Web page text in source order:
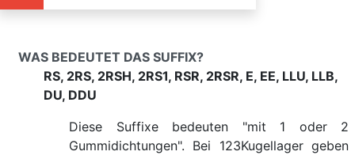
WAS BEDEUTET DAS SUFFIX?
RS, 2RS, 2RSH, 2RS1, RSR, 2RSR, E, EE, LLU, LLB,
DU, DDU
Diese Suffixe bedeuten "mit 1 oder 2
Gummidichtungen". Bei 123Kugellager geben